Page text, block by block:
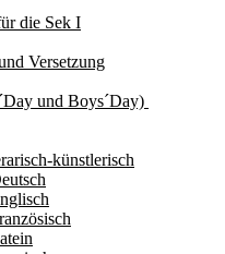
die Sek I
Versetzung
und Boys´Day)
künstlerisch